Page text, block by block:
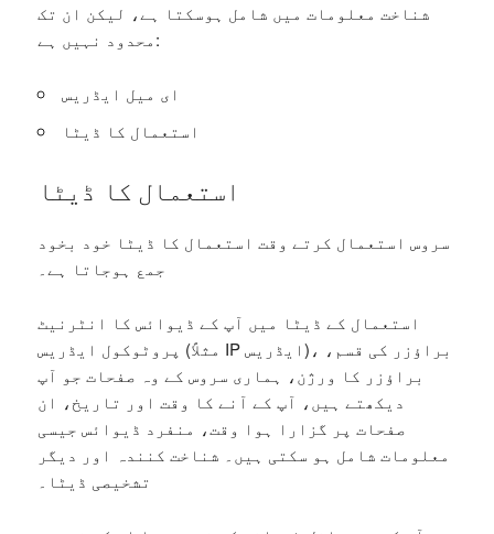
شناخت معلومات میں شامل ہوسکتا ہے، لیکن ان تک
محدود نہیں ہے:
ای میل ایڈریس
استعمال کا ڈیٹا
استعمال کا ڈیٹا
سروس استعمال کرتے وقت استعمال کا ڈیٹا خود بخود
جمع ہوجاتا ہے۔
استعمال کے ڈیٹا میں آپ کے ڈیوائس کا انٹرنیٹ
پروٹوکول ایڈریس (مثلاً IP ایڈریس)، براؤزر کی قسم،
براؤزر کا ورژن، ہماری سروس کے وہ صفحات جو آپ
دیکھتے ہیں، آپ کے آنے کا وقت اور تاریخ، ان
صفحات پر گزارا ہوا وقت، منفرد ڈیوائس جیسی
معلومات شامل ہو سکتی ہیں۔ شناخت کنندہ اور دیگر
تشخیصی ڈیٹا۔